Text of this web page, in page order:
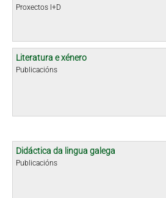
Proxectos I+D
Literatura e xénero
Publicacións
Didáctica da lingua galega
Publicacións